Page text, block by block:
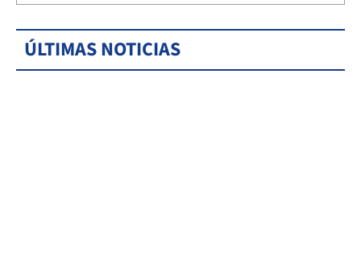
ÚLTIMAS NOTICIAS